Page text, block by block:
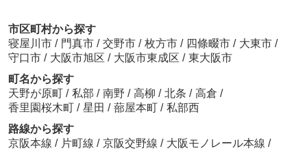
市区町村から探す
寝屋川市 / 門真市 / 交野市 / 枚方市 / 四條畷市 / 大東市 /
守口市 / 大阪市旭区 / 大阪市東成区 / 東大阪市
町名から探す
天野が原町 / 私部 / 南野 / 高柳 / 北条 / 高倉 /
香里園桜木町 / 星田 / 蔀屋本町 / 私部西
路線から探す
京阪本線 / 片町線 / 京阪交野線 / 大阪モノレール本線 /